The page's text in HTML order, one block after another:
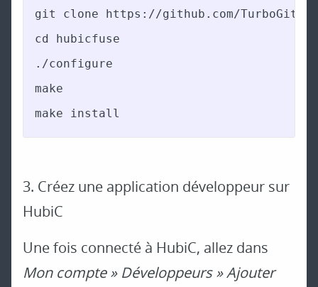
git clone https://github.com/TurboGit/
cd hubicfuse
./configure
make
make install
3. Créez une application développeur sur
HubiC
Une fois connecté à HubiC, allez dans
Mon compte » Développeurs » Ajouter